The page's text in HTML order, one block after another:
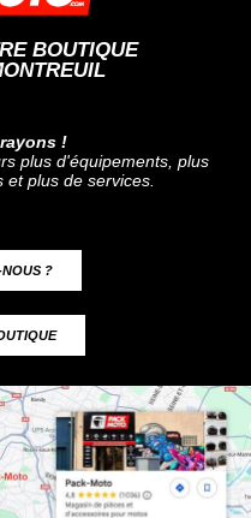
BOUTIQUE
!
plus d'équipements, plus
et plus de services.
?